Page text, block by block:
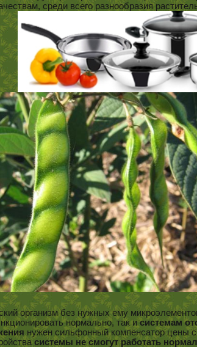
среди всего разнообразия
организм без нужных ему
нормально, так исистемам
нужен сильфонный компенсатор цены
системы не смогут работать